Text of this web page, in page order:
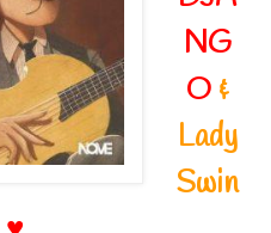
NG
O &
Lady
Swin